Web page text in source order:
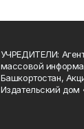
УЧРЕДИТЕЛИ:
массовой
Башкортостан,
Издательский дом